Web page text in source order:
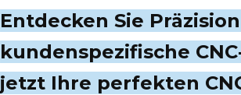
Entdecken Sie
kundenspezifische
jetzt Ihre perfekten